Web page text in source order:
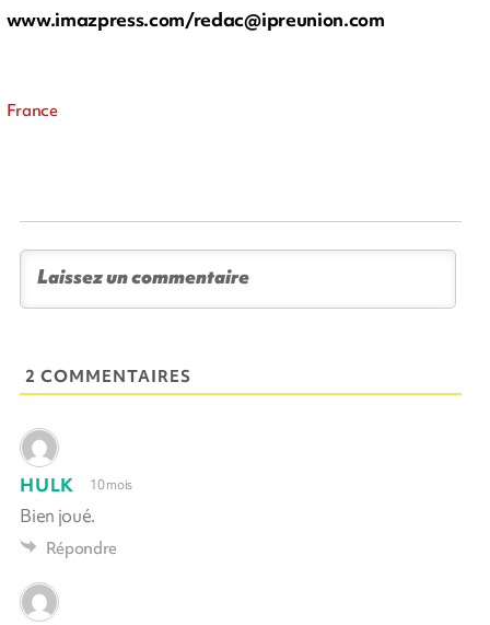
www.imazpress.com/redac@ipreunion.com
France
2 COMMENTAIRES
HULK 10 mois
Bien joué.
Répondre